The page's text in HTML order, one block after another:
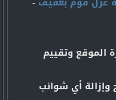
الموقع وتقييم
أي شوائب